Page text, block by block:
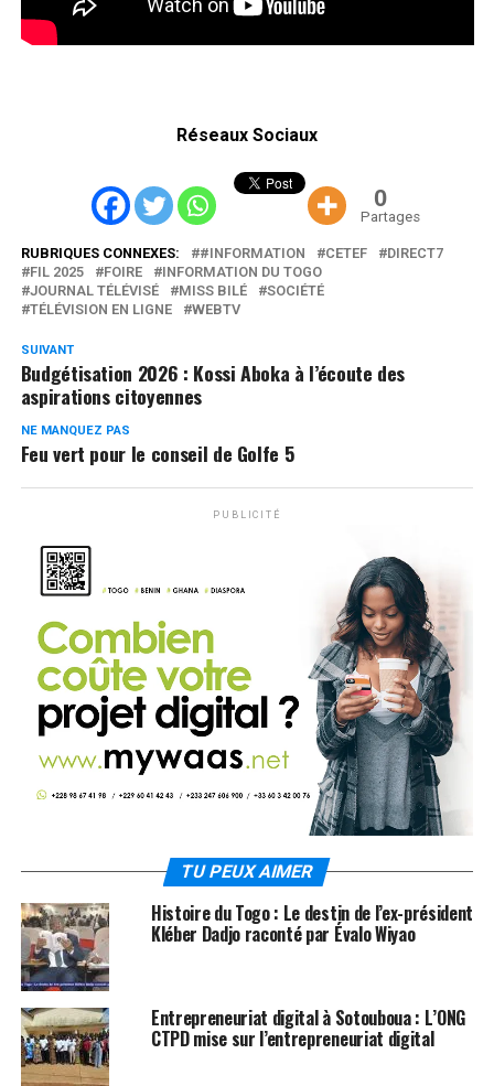
Réseaux Sociaux
0
Partages
RUBRIQUES CONNEXES: #INFORMATION CETEF
DIRECT7
FIL 2025
FOIRE
INFORMATION DU TOGO
JOURNAL TÉLÉVISÉ
MISS BILÉ
SOCIÉTÉ
TÉLÉVISION EN LIGNE
WEBTV
SUIVANT
Budgétisation 2026 : Kossi Aboka à l’écoute des
aspirations citoyennes
NE MANQUEZ PAS
Feu vert pour le conseil de Golfe 5
PUBLICITÉ
TU PEUX AIMER
Histoire du Togo : Le destin de l’ex-président
Kléber Dadjo raconté par Évalo Wiyao
Entrepreneuriat digital à Sotouboua : L’ONG
CTPD mise sur l’entrepreneuriat digital